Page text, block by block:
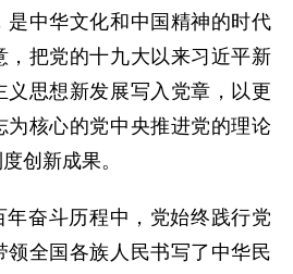
是中华文化和中国精神的时代
，把党的十九大以来习近平新
义思想新发展写入党章，以更
为核心的党中央推进党的理论
创新成果。
年奋斗历程中，党始终践行党
领全国各族人民书写了中华民